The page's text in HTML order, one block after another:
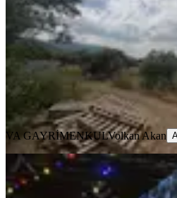
1290 m²· 5.814/m²
7.500.000 ₺
VA GAYRİMENKULVolkan Akan
VA GAYRİMENKULVolkan Akan
Va 1 - İzmir
Huzur Dolu